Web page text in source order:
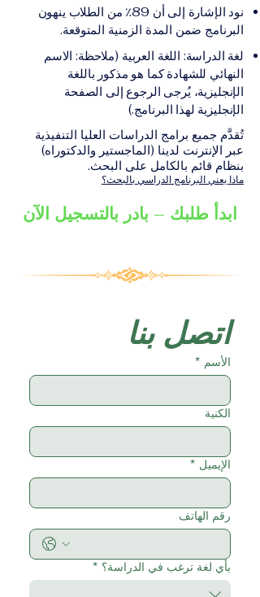
الإلكترونيقد يُطلب تقديم
مستندات إضافية حسب
البرنامج والمؤسسة التعليمية
الأكاديمية المناسبة للبرنامج،
والتي تصدر عن المؤسسة
التعليمية المسؤولة عن تقديم
البرنامج ضمن شبكة VBNN
Smart Education Group.
نود الإشارة إلى أن 89٪ من الطلاب ينهون
البرنامج ضمن المدة الزمنية المتوقعة.
لغة الدراسة: اللغة العربية (ملاحظة: الاسم
النهائي للشهادة كما هو مذكور باللغة
الإنجليزية، يُرجى الرجوع إلى الصفحة
الإنجليزية لهذا البرنامج.)
تُقدَّم جميع برامج الدراسات العليا التنفيذية
عبر الإنترنت لدينا (الماجستير والدكتوراه)
بنظام قائم بالكامل على البحث.
ماذا يعني البرنامج الدراسي بالبحث؟
ابدأ طلبك – بادر بالتسجيل الآن
اتصل بنا
الأسم *
الكنية
الإيميل *
رقم الهاتف
بأي لغة ترغب في الدراسة؟ *